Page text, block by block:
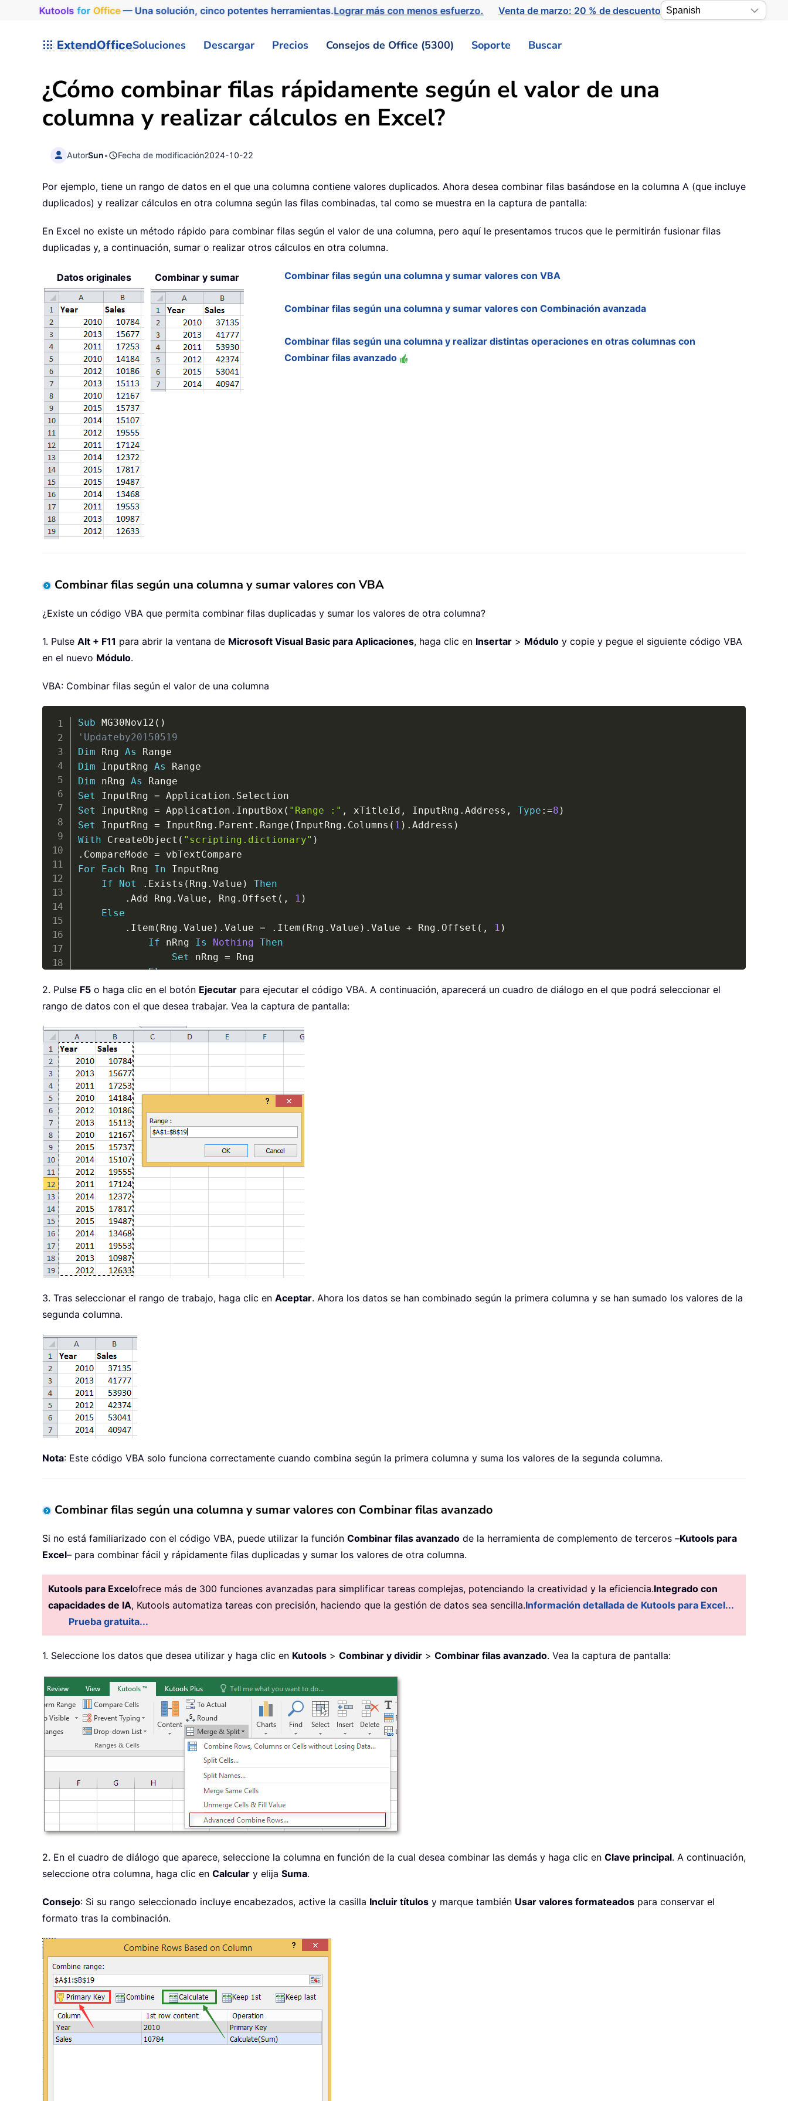
Kutools for Office— Una solución, cinco potentes herramientas.Lograr más con menos esfuerzo. Venta de marzo: 20 % de descuento
ExtendOfficeSoluciones Descargar Precios Consejos de Office (5300) Soporte Buscar
¿Cómo combinar filas rápidamente según el valor de una
columna y realizar cálculos en Excel?
AutorSun• Fecha de modificación2024-10-22
Por ejemplo, tiene un rango de datos en el que una columna contiene valores duplicados. Ahora desea combinar filas basándose en la columna A (que incluye
duplicados) y realizar cálculos en otra columna según las filas combinadas, tal como se muestra en la captura de pantalla:
En Excel no existe un método rápido para combinar filas según el valor de una columna, pero aquí le presentamos trucos que le permitirán fusionar filas
duplicadas y, a continuación, sumar o realizar otros cálculos en otra columna.
Datos originales Combinar y sumar Combinar filas según una columna y sumar valores con VBA
Combinar filas según una columna y sumar valores con Combinación avanzada
Combinar filas según una columna y realizar distintas operaciones en otras columnas con
Combinar filas avanzado
Combinar filas según una columna y sumar valores con VBA
¿Existe un código VBA que permita combinar filas duplicadas y sumar los valores de otra columna?
1. Pulse Alt + F11 para abrir la ventana de Microsoft Visual Basic para Aplicaciones, haga clic en Insertar > Módulo y copie y pegue el siguiente código VBA
en el nuevo Módulo.
VBA: Combinar filas según el valor de una columna
Sub MG30Nov12 ( )
'Updateby20150519
Dim Rng As
Dim InputRng As
Dim nRng As
Set InputRng = Application .
Set InputRng = Application . InputBox ( "Range :" , xTitleId , InputRng . Address , Type : =8 )
Set InputRng = InputRng . Parent . Range ( InputRng . Columns ( 1 ) . Address )
With CreateObject ( "scripting.dictionary" )
. CompareMode =
For
Each Rng In InputRng
If
Not . Exists ( Rng . Value )
Then
. Add Rng . Value , Rng . Offset ( , 1 )
Else
. Item ( Rng . Value ) . Value = . Item ( Rng . Value ) . Value + Rng . Offset ( , 1 )
If nRng Is Nothing Then
Set nRng = Rng
Else
Set nRng = Union(nRng, Rng)
Next
If Not nRng Is Nothing Then
    nRng
.EntireRow
End
If
End With
End Sub
2. Pulse F5 o haga clic en el botón Ejecutar para ejecutar el código VBA. A continuación, aparecerá un cuadro de diálogo en el que podrá seleccionar el
rango de datos con el que desea trabajar. Vea la captura de pantalla:
3. Tras seleccionar el rango de trabajo, haga clic en Aceptar. Ahora los datos se han combinado según la primera columna y se han sumado los valores de la
segunda columna.
Nota: Este código VBA solo funciona correctamente cuando combina según la primera columna y suma los valores de la segunda columna.
Combinar filas según una columna y sumar valores con Combinar filas avanzado
Si no está familiarizado con el código VBA, puede utilizar la función Combinar filas avanzado de la herramienta de complemento de terceros –Kutools para
Excel– para combinar fácil y rápidamente filas duplicadas y sumar los valores de otra columna.
Kutools para Excelofrece más de 300 funciones avanzadas para simplificar tareas complejas, potenciando la creatividad y la eficiencia.Integrado con
capacidades de IA, Kutools automatiza tareas con precisión, haciendo que la gestión de datos sea sencilla.Información detallada de Kutools para Excel...
Prueba gratuita...
1. Seleccione los datos que desea utilizar y haga clic en Kutools > Combinar y dividir > Combinar filas avanzado. Vea la captura de pantalla:
2. En el cuadro de diálogo que aparece, seleccione la columna en función de la cual desea combinar las demás y haga clic en Clave principal. A continuación,
seleccione otra columna, haga clic en Calcular y elija Suma.
Consejo: Si su rango seleccionado incluye encabezados, active la casilla Incluir títulos y marque también Usar valores formateados para conservar el
formato tras la combinación.